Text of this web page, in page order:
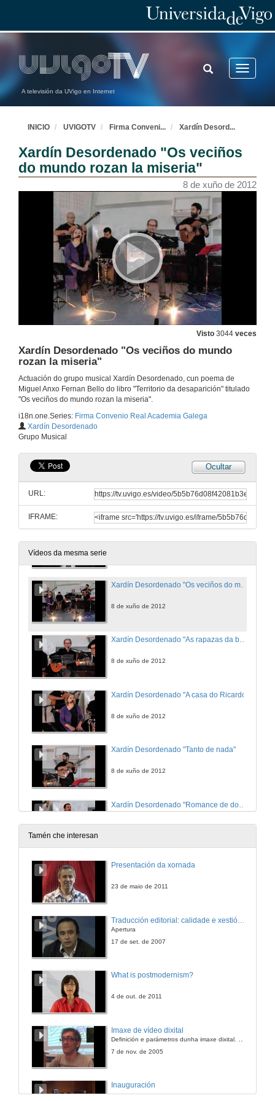
A televisión da UVigo en Internet
Toggle
TOGGLE
SEARCH
INICIO UVIGOTV Firma Conveni... Xardín Desord...
Xardín Desordenado "Os veciños
do mundo rozan la miseria"
8 de xuño de 2012
Visto 3044 veces
Xardín Desordenado "Os veciños do mundo
rozan la miseria"
Actuación do grupo musical Xardín Desordenado, cun poema de
Miguel Anxo Fernan Bello do libro "Territorio da desaparición" titulado
"Os veciños do mundo rozan la miseria".
i18n.one.Series: Firma Convenio Real Academia Galega
Xardín Desordenado
Grupo Musical
Ocultar
URL:
IFRAME:
Vídeos da mesma serie
Presentación
Intervención do Presidente da Universidad de Vigo D. Salustiano Mato de la Iglesia
8 de xuño de 2012
Intervención do Presidente da Real Academia Galega D. Xosé Luis Méndez Ferrín
8 de xuño de 2012
Xardín Desordenado "As rapazas da brisa, perfil de porcelana polas rúas"
8 de xuño de 2012
Xardín Desordenado "A casa do Ricardo"
8 de xuño de 2012
Xardín Desordenado "Tanto de nada"
8 de xuño de 2012
8 de xuño de 2012
Tamén che interesan
Presentación da xornada
23 de maio de 2011
Apertura
17 de set. de 2007
What is postmodernism?
4 de out. de 2011
Imaxe de vídeo dixital
Definición e parámetros dunha imaxe dixital. Resolución e Aspecto. Profundidade da cor. Compresión. Frame por segundo. Entrelazado. Campos, cadros
7 de nov. de 2005
Inauguración